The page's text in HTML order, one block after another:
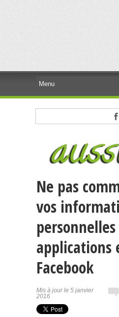
Ne pas
vos
applications
Facebook
Mis à jour le 5 janvier
2016